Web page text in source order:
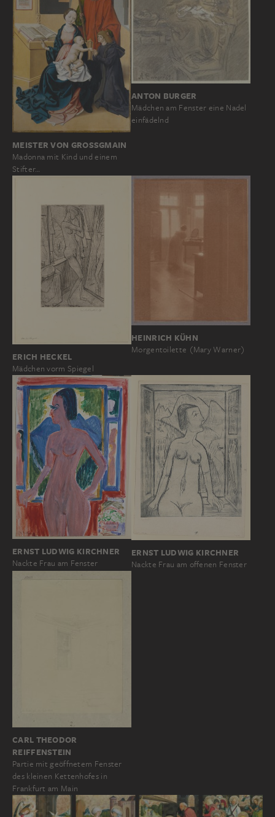
MEISTER VON GROSSGMAIN
Madonna mit Kind und einem
Stifter…
ANTON BURGER
Mädchen am Fenster eine Nadel
einfädelnd
ERICH HECKEL
Mädchen vorm Spiegel
HEINRICH KÜHN
Morgentoilette (Mary Warner)
ERNST LUDWIG KIRCHNER
Nackte Frau am Fenster
ERNST LUDWIG KIRCHNER
Nackte Frau am offenen Fenster
CARL THEODOR
REIFFENSTEIN
Partie mit geöffnetem Fenster
des kleinen Kettenhofes in
Frankfurt am Main